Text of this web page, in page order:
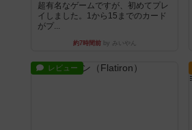
超有名なゲームですが、初めてプレ
イしました。1から15までのカード
がプ...
約7時間前by みいやん
レビュー